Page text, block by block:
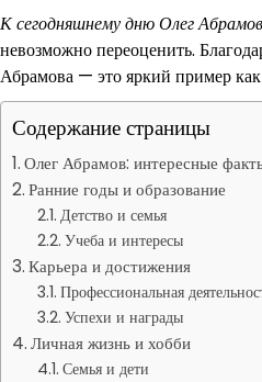
К сегодняшнему дню Олег Абрамов
невозможно переоценить.
Абрамова — это яркий пример
Содержание страницы
Олег Абрамов: интересные
Ранние годы и образование
Детство и семья
Учеба и интересы
Карьера и достижения
Профессиональная
Успехи и награды
Личная жизнь и хобби
Семья и дети